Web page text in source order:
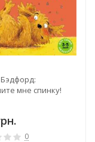
мне спинку!
0